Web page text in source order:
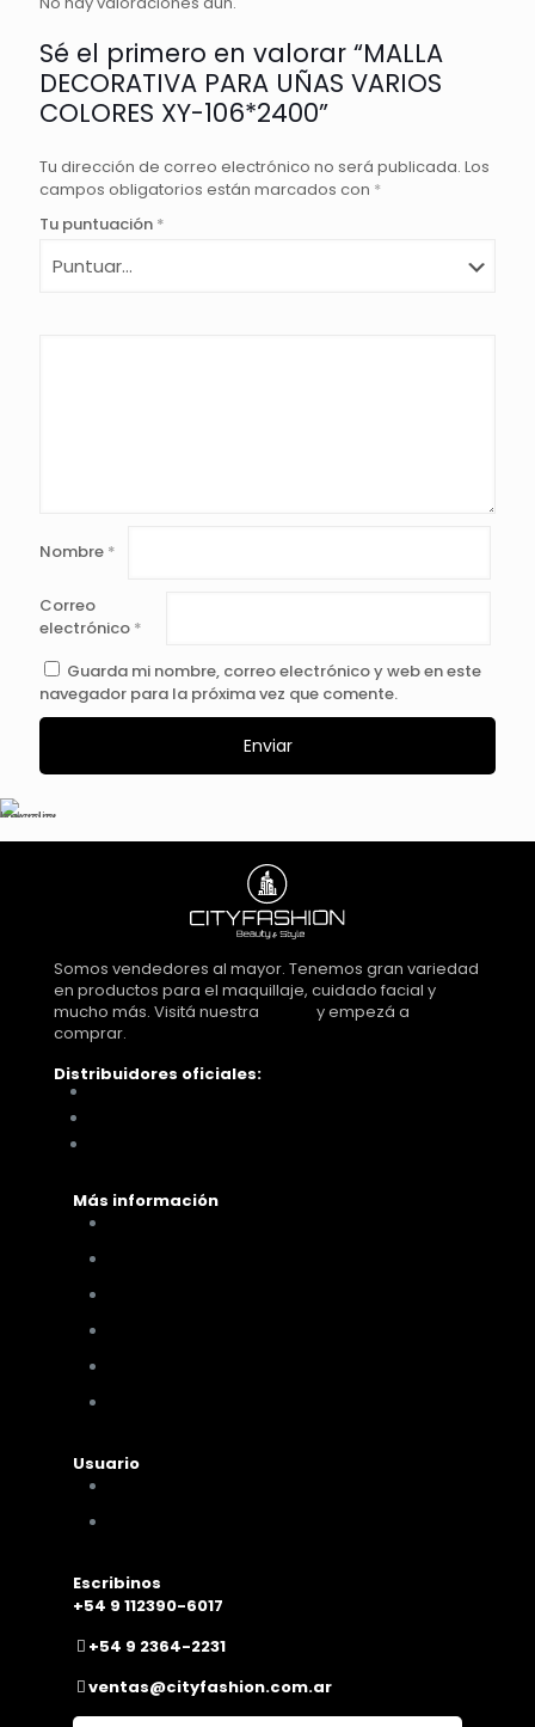
Sé el primero en valorar “MALLA
DECORATIVA PARA UÑAS VARIOS
COLORES XY-106*2400”
Tu dirección de correo electrónico no será publicada. Los
campos obligatorios están marcados con *
Tu puntuación *
Nombre *
Correo
electrónico *
Guarda mi nombre, correo electrónico y web en este
navegador para la próxima vez que comente.
Somos vendedores al mayor. Tenemos gran variedad
en productos para el maquillaje, cuidado facial y
mucho más. Visitá nuestra
y empezá a
comprar.
Distribuidores oficiales:
Más información
Usuario
Escribinos
+54 9 112390-6017
+54 9 2364-2231
ventas@cityfashion.com.ar